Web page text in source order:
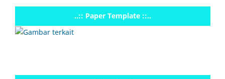
..:: Paper Template ::..